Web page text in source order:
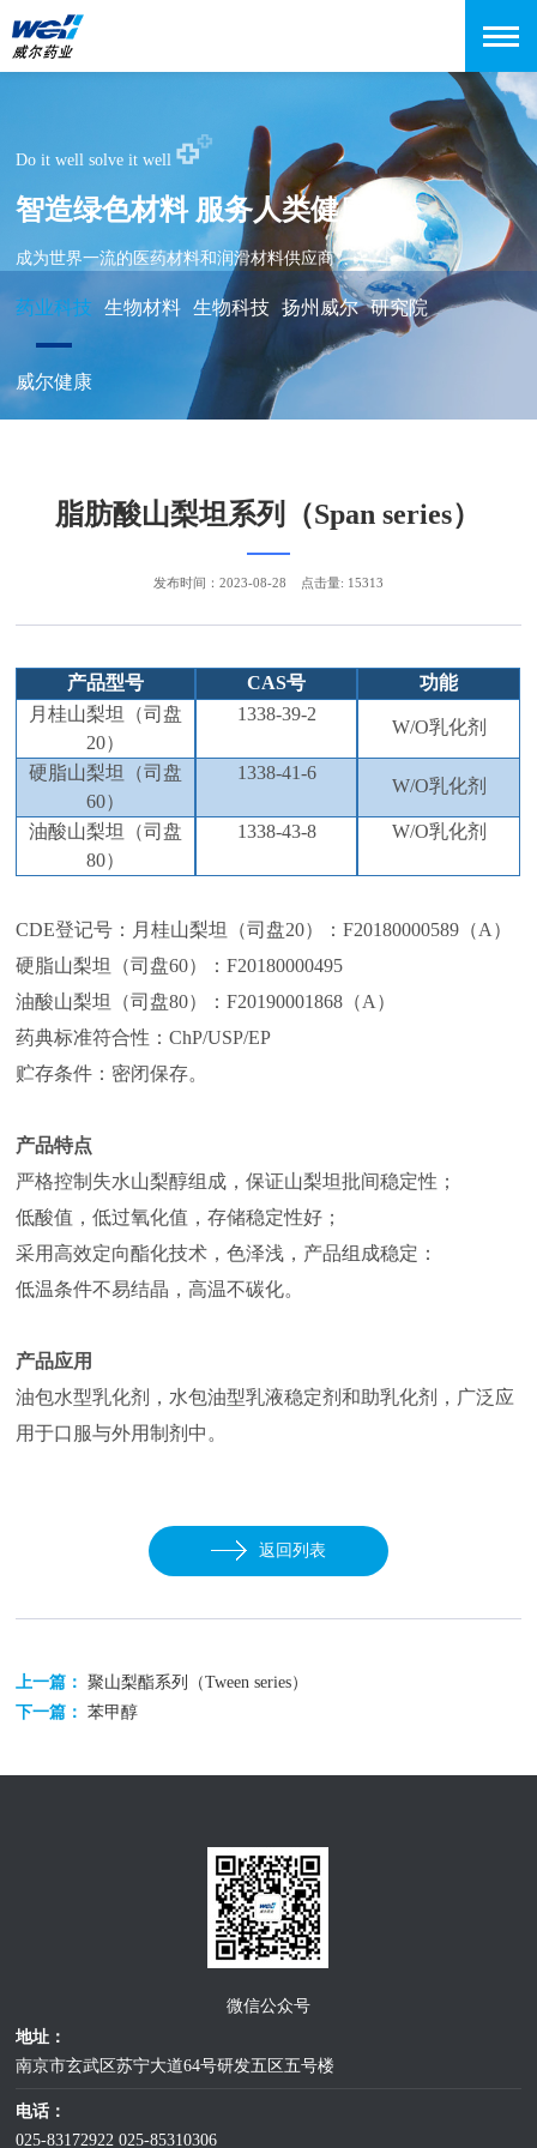
Do it well solve it well
智造绿色材料 服务人类健康
成为世界一流的医药材料和润滑材料供应商
药业科技 生物材料 生物科技 扬州威尔 研究院
威尔健康
脂肪酸山梨坦系列（Span series）
产品型号 CAS号
功能
月桂山梨坦
（司盘
20）
1338-39-2
W/O乳化剂
硬脂山梨坦 （司盘
60）
1338-41-6
W/O乳化剂
油酸山梨坦 （司盘
80）
1338-43-8 W/O乳化剂
CDE登记号：月桂山梨坦（司盘20）：F20180000589（A）
硬脂山梨坦（司盘60）：F20180000495
油酸山梨坦（司盘80）：F20190001868（A）
药典标准符合性：ChP/USP/EP
贮存条件：密闭保存。
产品特点
严格控制失水山梨醇组成，保证山梨坦批间稳定性；
低酸值，低过氧化值，存储稳定性好；
采用高效定向酯化技术，色泽浅，产品组成稳定：
低温条件不易结晶，高温不碳化。
产品应用
油包水型乳化剂，水包油型乳液稳定剂和助乳化剂，广泛应
用于口服与外用制剂中。
返回列表
上一篇：聚山梨酯系列（Tween series）
下一篇：苯甲醇
微信公众号
地址：
南京市玄武区苏宁大道64号研发五区五号楼
电话：
025-83172922025-85310306